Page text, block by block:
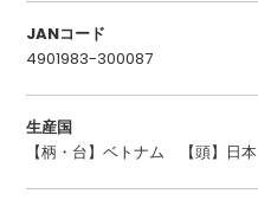
JANコード
4901983-300087
生産国
【柄・台】ベトナム 【頭】日本